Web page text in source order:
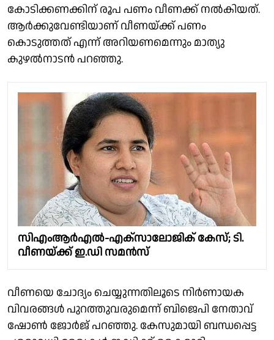
കോടിക്കണക്കിന് രൂപ പണം വീണക്ക് നൽകിയത്.
ആർക്കുവേണ്ടിയാണ് വീണയ്ക്ക് പണം
കൊടുത്തത് എന്ന് അറിയണമെന്നും മാത്യു
കുഴൽനാടൻ പറഞ്ഞു.
സിഎംആർഎൽ-എക്‌സാലോജിക് കേസ്; ടി.
വീണയ്ക്ക് ഇ.ഡി സമൻസ്
വീണയെ ചോദ്യം ചെയ്യുന്നതിലൂടെ നിർണായക
വിവരങ്ങൾ പുറത്തുവരുമെന്ന് ബിജെപി നേതാവ്
ഷോൺ ജോർജ് പറഞ്ഞു. കേസുമായി ബന്ധപ്പെട്ട